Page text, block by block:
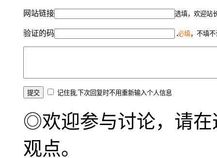
网站链接 选填，欢迎站
验证的码 必填，不填
记住我,下次回复时不用重新输入个人信息
◎欢迎参与讨论，请在
观点。